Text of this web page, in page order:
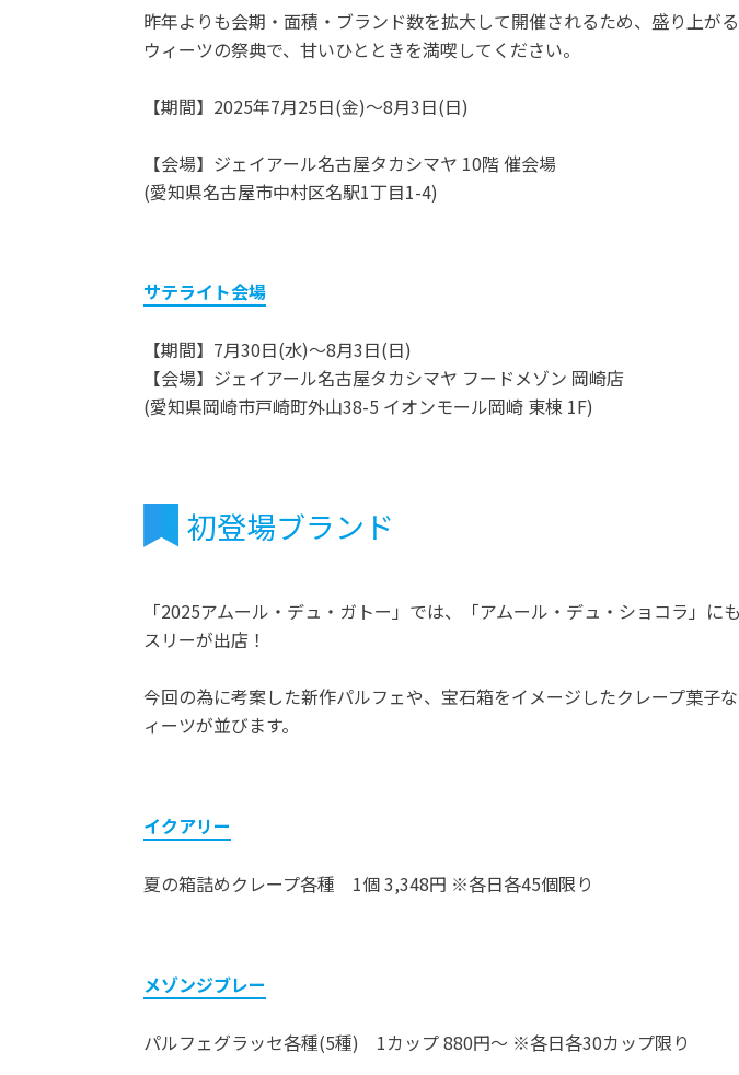
昨年よりも会期・面積・ブランド数を拡大して開催されるため、盛り上が
ウィーツの祭典で、甘いひとときを満喫してください。
【期間】2025年7月25日(金)～8月3日(日)
【会場】ジェイアール名古屋タカシマヤ 10階 催会場
(愛知県名古屋市中村区名駅1丁目1-4)
サテライト会場
【期間】7月30日(水)～8月3日(日)
【会場】ジェイアール名古屋タカシマヤ フードメゾン 岡崎店
(愛知県岡崎市戸崎町外山38-5 イオンモール岡崎 東棟 1F)
初登場ブランド
「2025アムール・デュ・ガトー」では、「アムール・デュ・ショコラ」に
スリーが出店！
今回の為に考案した新作パルフェや、宝石箱をイメージしたクレープ菓子
ィーツが並びます。
イクアリー
夏の箱詰めクレープ各種 1個 3,348円 ※各日各45個限り
メゾンジブレー
パルフェグラッセ各種(5種) 1カップ 880円～ ※各日各30カップ限り